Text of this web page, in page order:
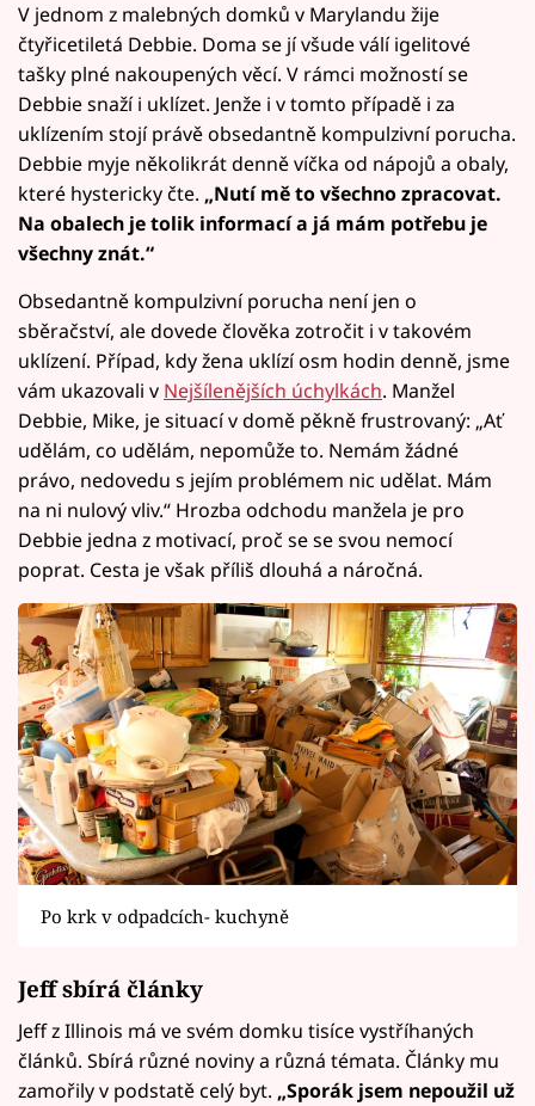
V jednom z malebných domků v Marylandu žije
čtyřicetiletá Debbie. Doma se jí všude válí igelitové
tašky plné nakoupených věcí. V rámci možností se
Debbie snaží i uklízet. Jenže i v tomto případě i za
uklízením stojí právě obsedantně kompulzivní porucha.
Debbie myje několikrát denně víčka od nápojů a obaly,
které hystericky čte. „Nutí mě to všechno zpracovat.
Na obalech je tolik informací a já mám potřebu je
všechny znát.“
Obsedantně kompulzivní porucha není jen o
sběračství, ale dovede člověka zotročit i v takovém
uklízení. Případ, kdy žena uklízí osm hodin denně, jsme
vám ukazovali v Nejšílenějších úchylkách. Manžel
Debbie, Mike, je situací v domě pěkně frustrovaný: „Ať
udělám, co udělám, nepomůže to. Nemám žádné
právo, nedovedu s jejím problémem nic udělat. Mám
na ni nulový vliv.“ Hrozba odchodu manžela je pro
Debbie jedna z motivací, proč se se svou nemocí
poprat. Cesta je však příliš dlouhá a náročná.
Po krk v odpadcích- kuchyně
Jeff sbírá články
Jeff z Illinois má ve svém domku tisíce vystříhaných
článků. Sbírá různé noviny a různá témata. Články mu
zamořily v podstatě celý byt. „Sporák jsem nepoužil už